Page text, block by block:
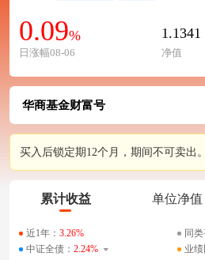
0.09%
日涨幅08-06
1.1341
净值
华商基金财富号
买入后锁定期12个月，期间不可卖出。
累计收益 单位净值
近1年： 3.26% 同类
中证全债： 2.24% 业绩